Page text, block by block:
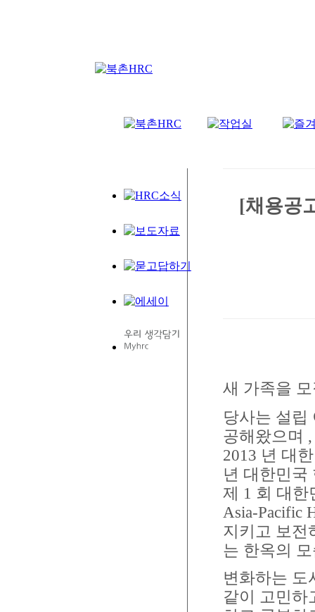
[채용공
새 가족을
당사는 설
공해왔으며
2013 년 대
년 대한민국
제 1 회 대한
Asia-Pacific
지키고 보전
는 한옥의
변화하는 도
같이 고민하